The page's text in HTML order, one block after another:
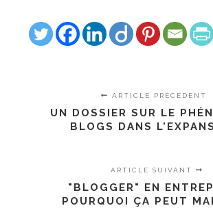
ARTICLE PRÉCÉDENT
UN DOSSIER SUR LE
BLOGS DANS
ARTICLE SUIVANT
"BLOGGER" EN
POURQUOI ÇA PEUT